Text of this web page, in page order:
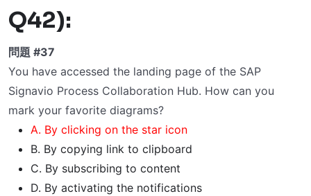
Q42):
問題 #37
You have accessed the landing page of the SAP
Signavio Process Collaboration Hub. How can you
mark your favorite diagrams?
A. By clicking on the star icon
B. By copying link to clipboard
C. By subscribing to content
D. By activating the notifications